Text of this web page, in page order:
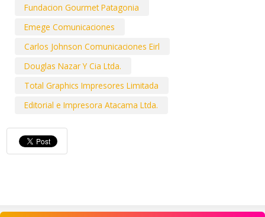
Fundacion Gourmet Patagonia
Emege Comunicaciones
Carlos Johnson Comunicaciones Eirl
Douglas Nazar Y Cia Ltda.
Total Graphics Impresores Limitada
Editorial e Impresora Atacama Ltda.